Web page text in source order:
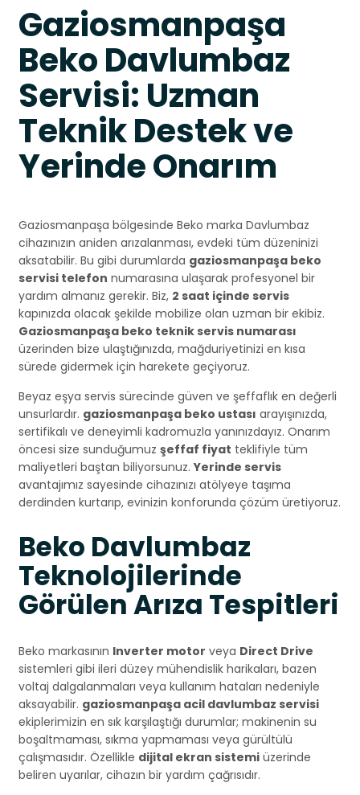
Gaziosmanpaşa
Beko Davlumbaz
Servisi: Uzman
Teknik Destek ve
Yerinde Onarım
Gaziosmanpaşa bölgesinde Beko marka Davlumbaz
cihazınızın aniden arızalanması, evdeki tüm düzeninizi
aksatabilir. Bu gibi durumlarda gaziosmanpaşa beko
servisi telefon numarasına ulaşarak profesyonel bir
yardım almanız gerekir. Biz, 2 saat içinde servis
kapınızda olacak şekilde mobilize olan uzman bir ekibiz.
Gaziosmanpaşa beko teknik servis numarası
üzerinden bize ulaştığınızda, mağduriyetinizi en kısa
sürede gidermek için harekete geçiyoruz.
Beyaz eşya servis sürecinde güven ve şeffaflık en değerli
unsurlardır. gaziosmanpaşa beko ustası arayışınızda,
sertifikalı ve deneyimli kadromuzla yanınızdayız. Onarım
öncesi size sunduğumuz şeffaf fiyat teklifiyle tüm
maliyetleri baştan biliyorsunuz.Yerinde servis
avantajımız sayesinde cihazınızı atölyeye taşıma
derdinden kurtarıp, evinizin konforunda çözüm üretiyoruz.
Beko Davlumbaz
Teknolojilerinde
Görülen Arıza Tespitleri
Beko markasının Inverter motor veya Direct Drive
sistemleri gibi ileri düzey mühendislik harikaları, bazen
voltaj dalgalanmaları veya kullanım hataları nedeniyle
aksayabilir. gaziosmanpaşa acil davlumbaz servisi
ekiplerimizin en sık karşılaştığı durumlar; makinenin su
boşaltmaması, sıkma yapmaması veya gürültülü
çalışmasıdır. Özellikle dijital ekran sistemi üzerinde
beliren uyarılar, cihazın bir yardım çağrısıdır.